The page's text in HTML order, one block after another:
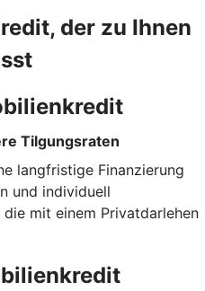
der zu Ihnen
Tilgungsraten
langfristige Finanzierung
und individuell
mit einem Privatdarlehen